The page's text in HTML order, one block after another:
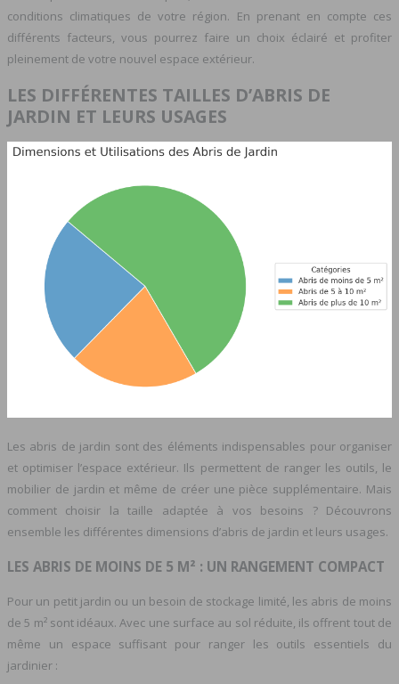
conditions climatiques de votre région. En prenant en compte ces
différents facteurs, vous pourrez faire un choix éclairé et profiter
pleinement de votre nouvel espace extérieur.
LES DIFFÉRENTES TAILLES D’ABRIS DE
JARDIN ET LEURS USAGES
Les abris de jardin sont des éléments indispensables pour organiser
et optimiser l’espace extérieur. Ils permettent de ranger les outils, le
mobilier de jardin et même de créer une pièce supplémentaire. Mais
comment choisir la taille adaptée à vos besoins ? Découvrons
ensemble les différentes dimensions d’abris de jardin et leurs usages.
LES ABRIS DE MOINS DE 5 M² : UN RANGEMENT COMPACT
Pour un petit jardin ou un besoin de stockage limité, les abris de moins
de 5 m² sont idéaux. Avec une surface au sol réduite, ils offrent tout de
même un espace suffisant pour ranger les outils essentiels du
jardinier :